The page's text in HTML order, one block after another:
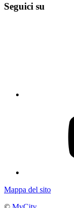
Seguici su
Mappa del sito